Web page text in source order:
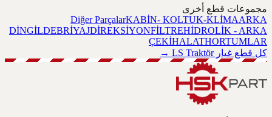
مجموعات قطع أخرى
Diğer ParçalarKABİN- KOLTUK-KLİMAARKA
DİNGİLDEBRİYAJDİREKSİYONFİLTREHİDROLİK - ARKA
ÇEKİHALATHORTUMLAR
كل قطع غيار LS Traktör
→